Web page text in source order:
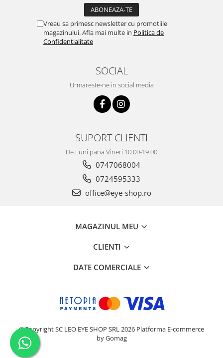
Vreau sa primesc newsletter cu promotiile
magazinului. Afla mai multe in Politica de
Confidentialitate
SOCIAL
Urmareste-ne in social media
SUPORT CLIENTI
De Luni pana Vineri 10.00-19.00
0747068004
0724595333
office@eye-shop.ro
MAGAZINUL MEU
CLIENTI
DATE COMERCIALE
©Copyright SC LEO EYE SHOP SRL 2026 Platforma E-commerce
by Gomag